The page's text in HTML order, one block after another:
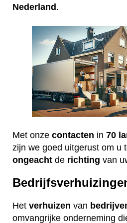
Nederland.
Met onze contacten in 70
zijn we goed uitgerust om u
ongeacht de richting van
Het verhuizen van
omvangrijke onderneming